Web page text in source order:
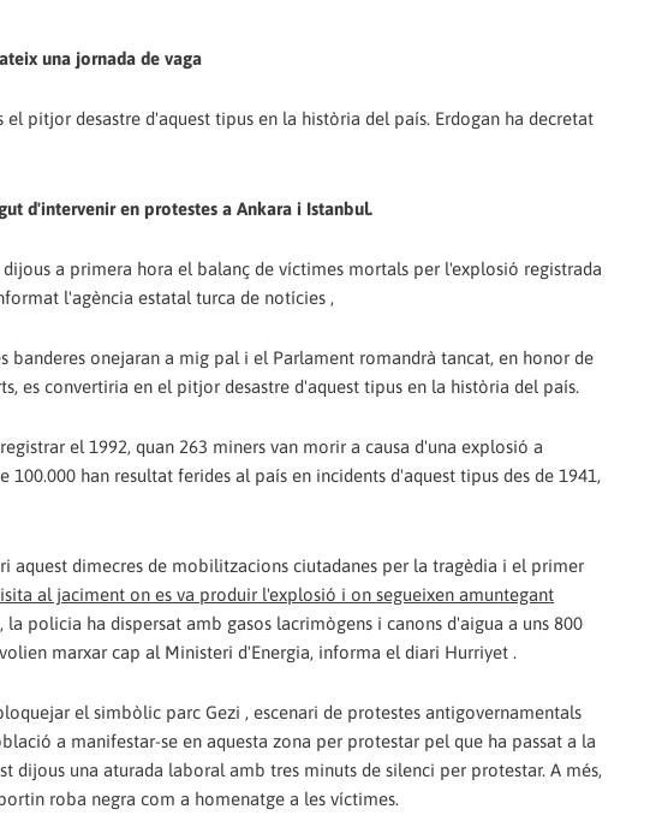
una jornada de vaga
pitjor desastre d'aquest tipus en la història del país. Erdogan ha decretat
d'intervenir en protestes a Ankara i Istanbul.
a primera hora el balanç de víctimes mortals per l'explosió registrada
l'agència estatal turca de notícies ,
banderes onejaran a mig pal i el Parlament romandrà tancat, en honor de
es convertiria en el pitjor desastre d'aquest tipus en la història del país.
el 1992, quan 263 miners van morir a causa d'una explosió a
han resultat ferides al país en incidents d'aquest tipus des de 1941,
aquest dimecres de mobilitzacions ciutadanes per la tragèdia i el primer
al jaciment on es va produir l'explosió i on segueixen amuntegant
la policia ha dispersat amb gasos lacrimògens i canons d'aigua a uns 800
marxar cap al Ministeri d'Energia, informa el diari Hurriyet .
el simbòlic parc Gezi , escenari de protestes antigovernamentals
a manifestar-se en aquesta zona per protestar pel que ha passat a la
dijous una aturada laboral amb tres minuts de silenci per protestar. A més,
roba negra com a homenatge a les víctimes.